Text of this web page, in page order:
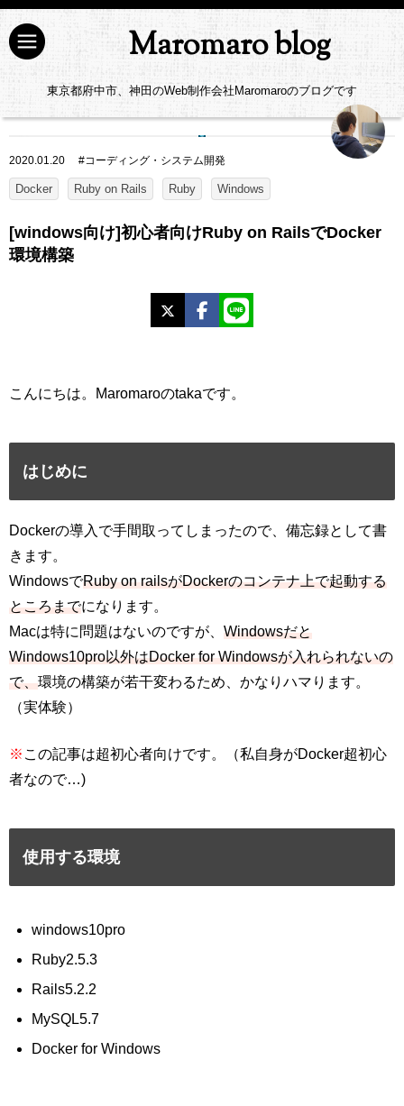
Maromaro blog
東京都府中市、神田のWeb制作会社Maromaroのブログです
2020.01.20 #コーディング・システム開発
Docker Ruby on Rails Ruby Windows
[windows向け]初心者向けRuby on RailsでDocker
環境構築
Facebook
こんにちは。Maromaroのtakaです。
はじめに
Dockerの導入で手間取ってしまったので、備忘録として書
きます。
WindowsでRuby on railsがDockerのコンテナ上で起動する
ところまでになります。
Macは特に問題はないのですが、 Windowsだと
Windows10pro以外はDocker for Windowsが入れられないの
で、環境の構築が若干変わるため、かなりハマります。
（実体験）
※ この記事は超初心者向けです。（私自身がDocker超初心
者なので…)
使用する環境
windows10pro
Ruby2.5.3
Rails5.2.2
MySQL5.7
Docker for Windows